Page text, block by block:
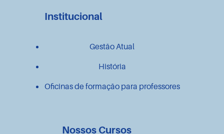
Institucional
Gestão Atual
História
Oficinas de formação para professores
Nossos Cursos